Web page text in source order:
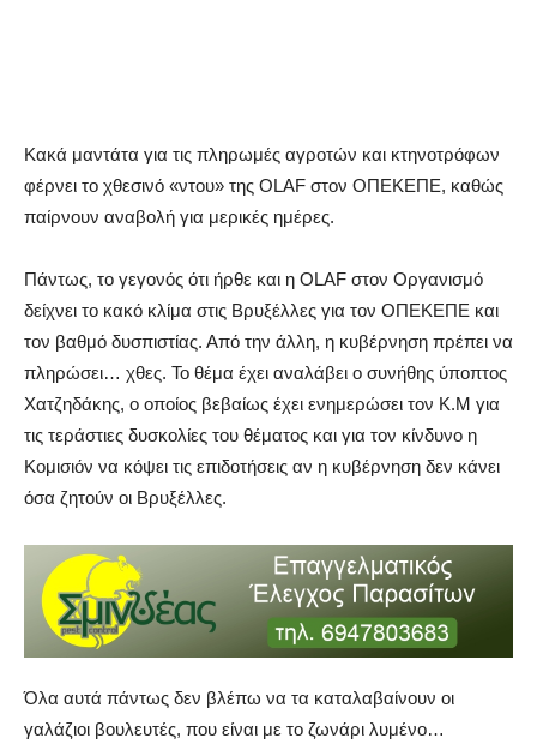
Κακά μαντάτα για τις πληρωμές αγροτών και κτηνοτρόφων
φέρνει το χθεσινό «ντου» της OLAF στον ΟΠΕΚΕΠΕ, καθώς
παίρνουν αναβολή για μερικές ημέρες.
Πάντως, το γεγονός ότι ήρθε και η OLAF στον Οργανισμό
δείχνει το κακό κλίμα στις Βρυξέλλες για τον ΟΠΕΚΕΠΕ και
τον βαθμό δυσπιστίας. Από την άλλη, η κυβέρνηση πρέπει να
πληρώσει… χθες. Το θέμα έχει αναλάβει ο συνήθης ύποπτος
Χατζηδάκης, ο οποίος βεβαίως έχει ενημερώσει τον Κ.Μ για
τις τεράστιες δυσκολίες του θέματος και για τον κίνδυνο η
Κομισιόν να κόψει τις επιδοτήσεις αν η κυβέρνηση δεν κάνει
όσα ζητούν οι Βρυξέλλες.
Όλα αυτά πάντως δεν βλέπω να τα καταλαβαίνουν οι
γαλάζιοι βουλευτές, που είναι με το ζωνάρι λυμένο…